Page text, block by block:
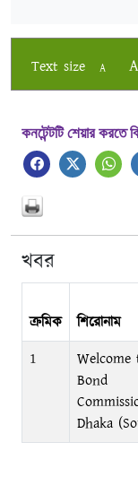
Text size A A
কনটেন্টটি শেয়ার
খবর
ক্রমিক শিরোনাম
1
Welcome
Bond
Dhaka